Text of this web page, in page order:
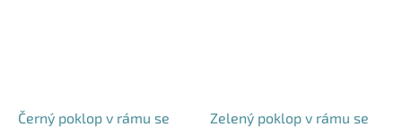
Černý poklop v rámu se
Zelený poklop v rámu se